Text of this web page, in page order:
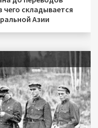
складывается
Азии